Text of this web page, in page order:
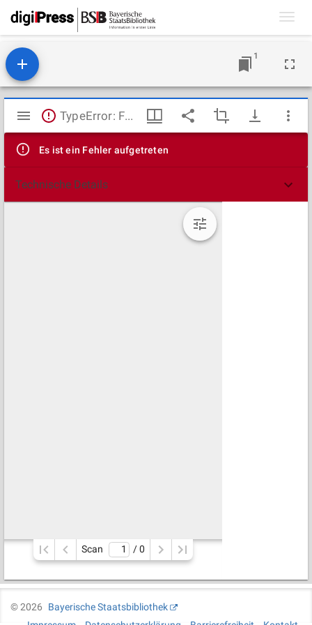
1
Mirador
Viewer
TypeError: Failed to fetch
Es ist ein Fehler aufgetreten
Technische Details
Scan / 0
©2026
Bayerische Staatsbibliothek